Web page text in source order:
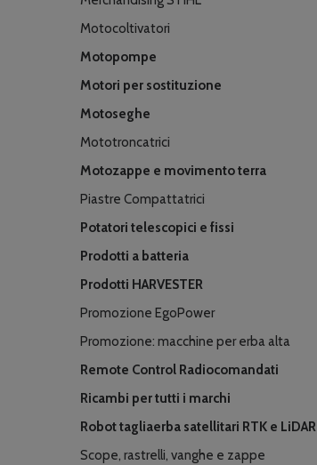
Motocoltivatori
Motopompe
Motori per sostituzione
Motoseghe
Mototroncatrici
Motozappe e movimento terra
Piastre Compattatrici
Potatori telescopici e fissi
Prodotti a batteria
Prodotti HARVESTER
Promozione EgoPower
Promozione: macchine per erba alta
Remote Control Radiocomandati
Ricambi per tutti i marchi
Robot tagliaerba satellitari RTK e LiDAR
Scope, rastrelli, vanghe e zappe